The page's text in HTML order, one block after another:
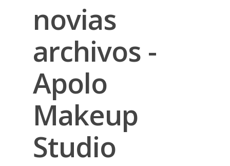
novias
archivos -
Apolo
Makeup
Studio